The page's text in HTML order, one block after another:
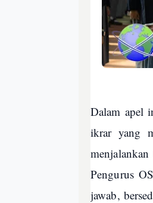
Dalam apel
ikrar yang
Pengurus
jawab,